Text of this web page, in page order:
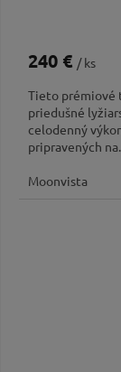
240 € / ks
Tieto prémiové
priedušné
celodenný
pripravených
Moonvista